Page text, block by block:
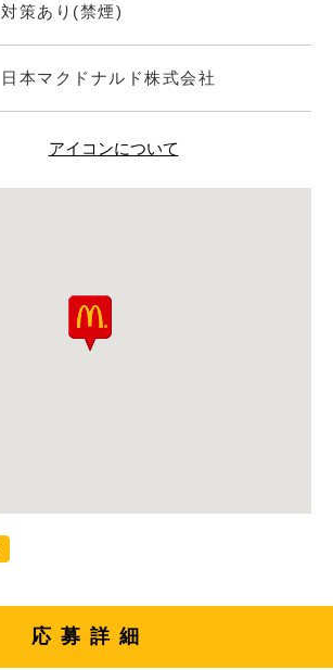
対策あり(禁煙)
日本マクドナルド株式会社
アイコンについて
応募詳細